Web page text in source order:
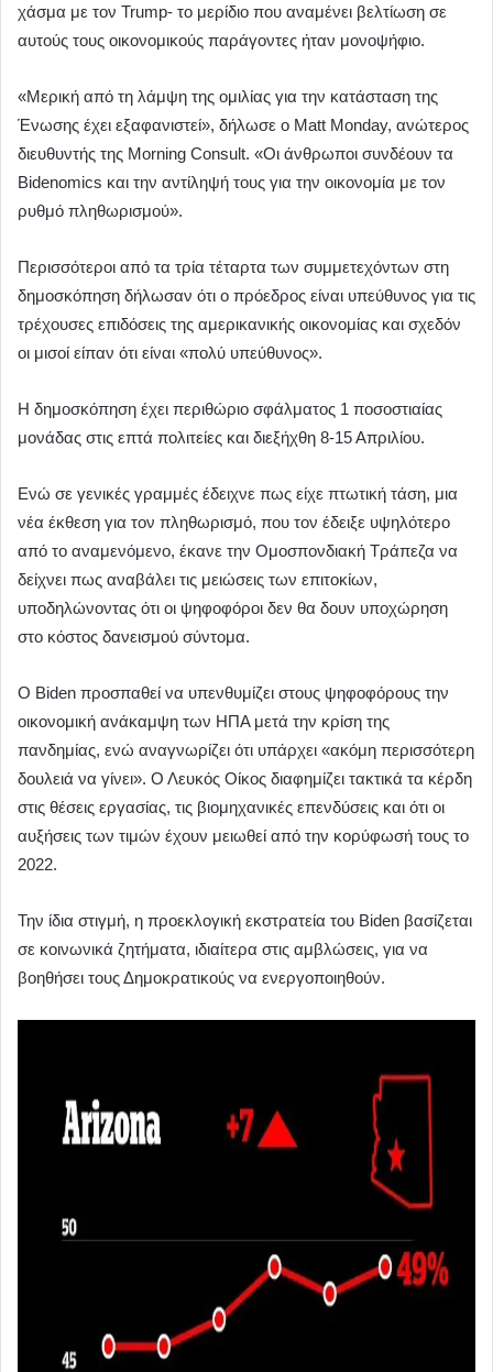
χάσμα με τον Trump- το μερίδιο που αναμένει βελτίωση σε
αυτούς τους οικονομικούς παράγοντες ήταν μονοψήφιο.
«Μερική από τη λάμψη της ομιλίας για την κατάσταση της
Ένωσης έχει εξαφανιστεί», δήλωσε ο Matt Monday, ανώτερος
διευθυντής της Morning Consult. «Οι άνθρωποι συνδέουν τα
Bidenomics και την αντίληψή τους για την οικονομία με τον
ρυθμό πληθωρισμού».
Περισσότεροι από τα τρία τέταρτα των συμμετεχόντων στη
δημοσκόπηση δήλωσαν ότι ο πρόεδρος είναι υπεύθυνος για τις
τρέχουσες επιδόσεις της αμερικανικής οικονομίας και σχεδόν
οι μισοί είπαν ότι είναι «πολύ υπεύθυνος».
Η δημοσκόπηση έχει περιθώριο σφάλματος 1 ποσοστιαίας
μονάδας στις επτά πολιτείες και διεξήχθη 8-15 Απριλίου.
Ενώ σε γενικές γραμμές έδειχνε πως είχε πτωτική τάση, μια
νέα έκθεση για τον πληθωρισμό, που τον έδειξε υψηλότερο
από το αναμενόμενο, έκανε την Ομοσπονδιακή Τράπεζα να
δείχνει πως αναβάλει τις μειώσεις των επιτοκίων,
υποδηλώνοντας ότι οι ψηφοφόροι δεν θα δουν υποχώρηση
στο κόστος δανεισμού σύντομα.
Ο Biden προσπαθεί να υπενθυμίζει στους ψηφοφόρους την
οικονομική ανάκαμψη των ΗΠΑ μετά την κρίση της
πανδημίας, ενώ αναγνωρίζει ότι υπάρχει «ακόμη περισσότερη
δουλειά να γίνει». Ο Λευκός Οίκος διαφημίζει τακτικά τα κέρδη
στις θέσεις εργασίας, τις βιομηχανικές επενδύσεις και ότι οι
αυξήσεις των τιμών έχουν μειωθεί από την κορύφωσή τους το
2022.
Την ίδια στιγμή, η προεκλογική εκστρατεία του Biden βασίζεται
σε κοινωνικά ζητήματα, ιδιαίτερα στις αμβλώσεις, για να
βοηθήσει τους Δημοκρατικούς να ενεργοποιηθούν.